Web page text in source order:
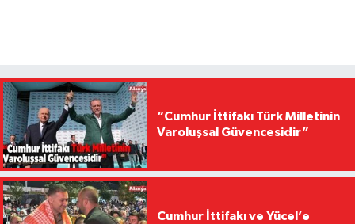
“Cumhur İttifakı Türk Milletinin
Varoluşsal Güvencesidir”
Cumhur İttifakı ve Yücel’e